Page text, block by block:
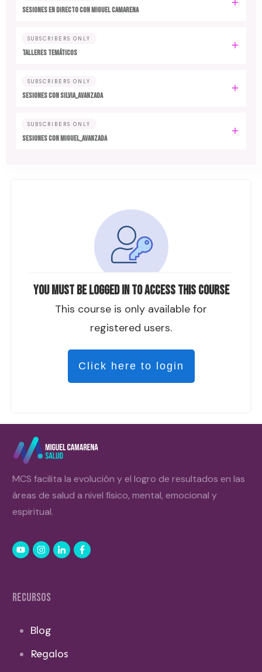
You must be logged in to access this course
This course is only available for
registered users.
Click here to login
SESIONES EN DIRECTO CON MIGUEL CAMARENA
SUBSCRIBERS ONLY
TALLERES TEMÁTICOS
SUBSCRIBERS ONLY
SESIONES CON SILVIA_AVANZADA
SUBSCRIBERS ONLY
SESIONES CON MIGUEL_AVANZADA
MCS facilita la evolución y el logro de resultados en las
áreas de salud a nivel físico, mental, emocional y
espiritual.
RECURSOS
Blog
Regalos